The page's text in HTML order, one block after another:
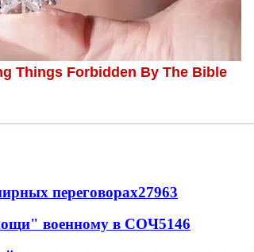
переговорах27963
военному в СОЧ5146